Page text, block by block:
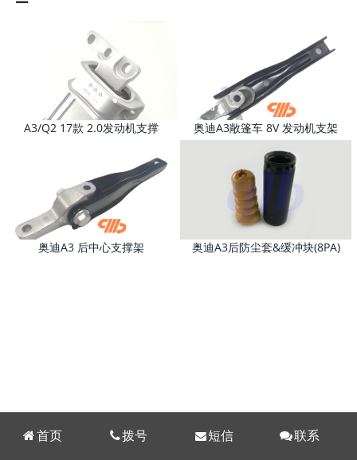
A3/Q2 17款 2.0发动机支撑
奥迪A3敞篷车 8V 发动机支架
5Q0199855J
奥迪A3 后中心支撑架
奥迪A3后防尘套&缓冲块(8PA)
首页 拨号 短信 联系